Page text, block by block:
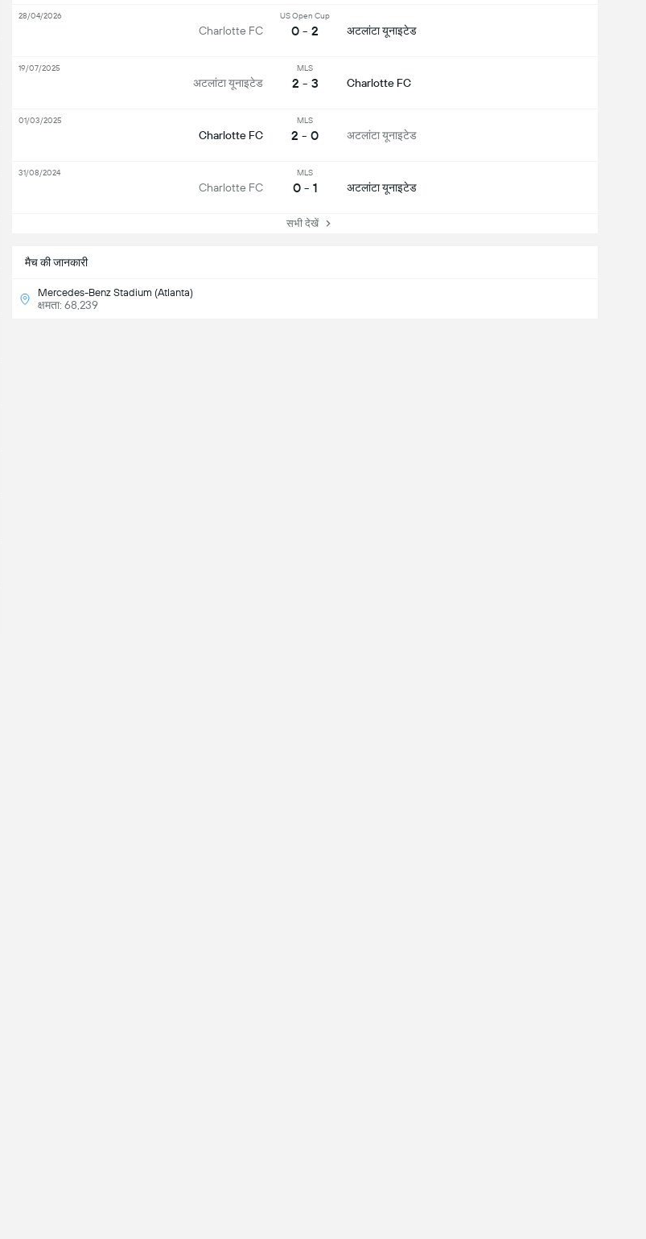
मैच की जानकारी
Mercedes-Benz Stadium (Atlanta)
क्षमता: 68,239
Charlotte FC
US Open Cup
0 - 2 अटलांटा यूनाइटेड
28/04/2026
अटलांटा यूनाइटेड
MLS
2 - 3 Charlotte FC
19/07/2025
Charlotte FC
MLS
2 - 0 अटलांटा यूनाइटेड
01/03/2025
Charlotte FC
MLS
0 - 1 अटलांटा यूनाइटेड
31/08/2024
सभी देखें